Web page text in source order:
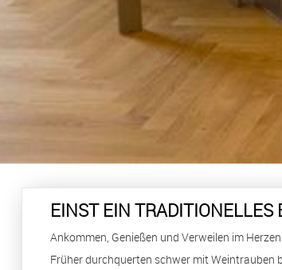
EINST EIN
Ankommen, Genießen und Verweilen im
Früher durchquerten schwer mit Weintrauben